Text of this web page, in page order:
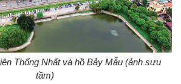
Thống Nhất và hồ Bảy Mẫu (ảnh sưu
tầm)